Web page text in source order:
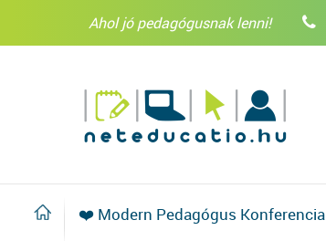
Ahol jó pedagógusnak lenni!
❤️ Modern Pedagógus Konferencia